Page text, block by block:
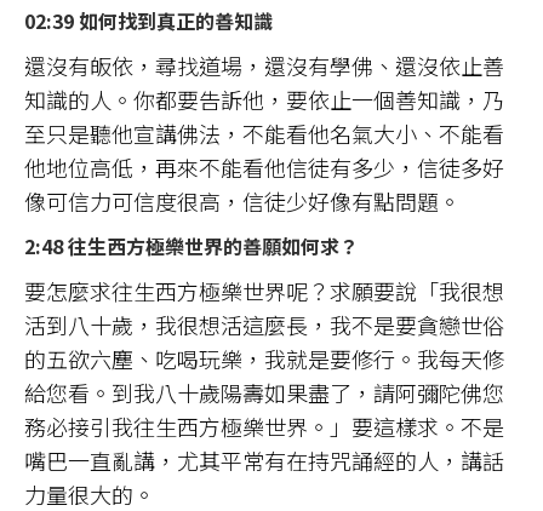
02:39 如何找到真正的善知識
還沒有皈依，尋找道場，還沒有學佛、還沒依止善
知識的人。你都要告訴他，要依止一個善知識，乃
至只是聽他宣講佛法，不能看他名氣大小、不能看
他地位高低，再來不能看他信徒有多少，信徒多好
像可信力可信度很高，信徒少好像有點問題。
2:48 往生西方極樂世界的善願如何求？
要怎麼求往生西方極樂世界呢？求願要說「我很想
活到八十歲，我很想活這麼長，我不是要貪戀世俗
的五欲六塵、吃喝玩樂，我就是要修行。我每天修
給您看。到我八十歲陽壽如果盡了，請阿彌陀佛您
務必接引我往生西方極樂世界。」要這樣求。不是
嘴巴一直亂講，尤其平常有在持咒誦經的人，講話
力量很大的。